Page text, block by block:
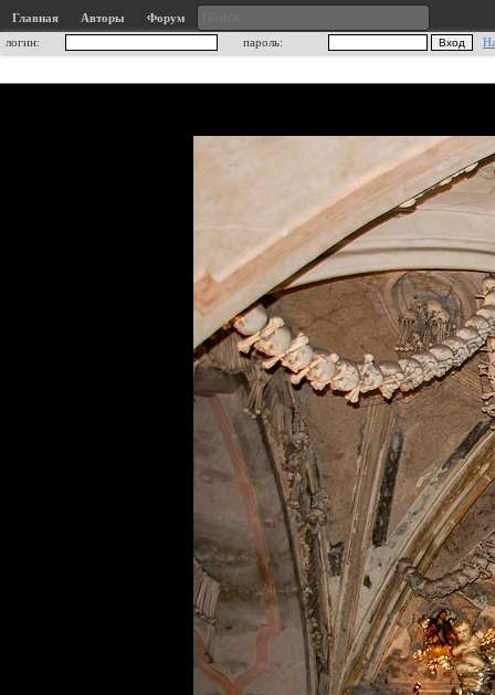
Главная Авторы
Форум
логин:
пароль: